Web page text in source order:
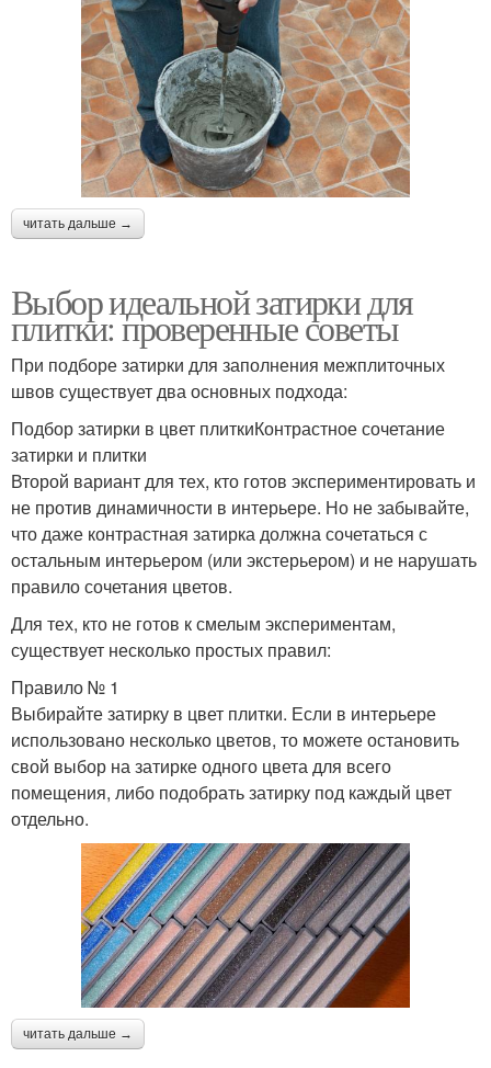
читать дальше →
Выбор идеальной затирки для
плитки: проверенные советы
При подборе затирки для заполнения межплиточных
швов существует два основных подхода:
Подбор затирки в цвет плиткиКонтрастное сочетание
затирки и плитки
Второй вариант для тех, кто готов экспериментировать и
не против динамичности в интерьере. Но не забывайте,
что даже контрастная затирка должна сочетаться с
остальным интерьером (или экстерьером) и не нарушать
правило сочетания цветов.
Для тех, кто не готов к смелым экспериментам,
существует несколько простых правил:
Правило № 1
Выбирайте затирку в цвет плитки. Если в интерьере
использовано несколько цветов, то можете остановить
свой выбор на затирке одного цвета для всего
помещения, либо подобрать затирку под каждый цвет
отдельно.
читать дальше →